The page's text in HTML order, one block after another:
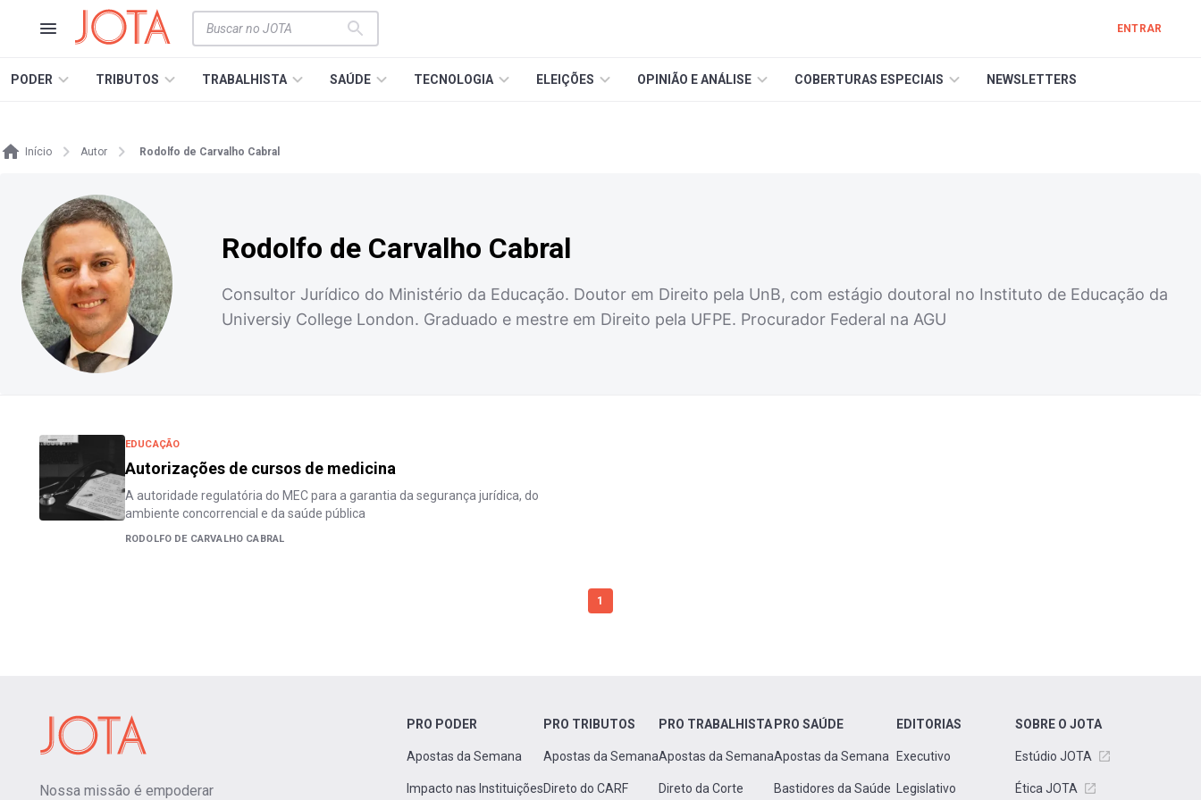
ENTRAR
PODER TRIBUTOS TRABALHISTA SAÚDE TECNOLOGIA ELEIÇÕES OPINIÃO E ANÁLISE COBERTURAS ESPECIAIS NEWSLETTERS
Início Autor Rodolfo de Carvalho Cabral
Rodolfo de Carvalho Cabral
Consultor Jurídico do Ministério da Educação. Doutor em Direito pela UnB, com estágio doutoral no Instituto de Educação da
Universiy College London. Graduado e mestre em Direito pela UFPE. Procurador Federal na AGU
EDUCAÇÃO
Autorizações de cursos de medicina
A autoridade regulatória do MEC para a garantia da segurança jurídica, do
ambiente concorrencial e da saúde pública
RODOLFO DE CARVALHO CABRAL
1
Nossa missão é empoderar
PRO PODER
Apostas da Semana
Impacto nas Instituições
PRO TRIBUTOS
Apostas da Semana
Direto do CARF
PRO TRABALHISTA
Apostas da Semana
Direto da Corte
PRO SAÚDE
Apostas da Semana
Bastidores da Saúde
EDITORIAS
Executivo
Legislativo
SOBRE O JOTA
Estúdio JOTA
Ética JOTA